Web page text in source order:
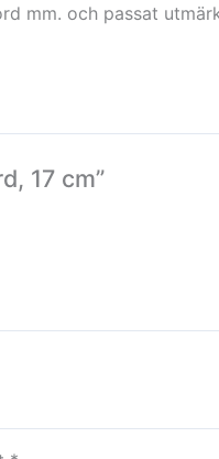
mm. och passat
17 cm”